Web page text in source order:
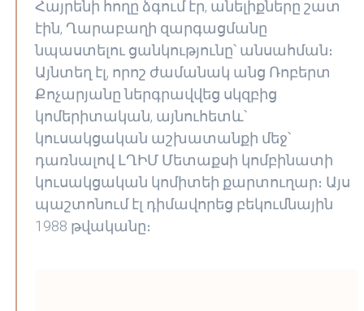
Հայրենի հողը ձգում էր, անելիքները շատ
էին, Ղարաբաղի զարգացմանը
նպաստելու ցանկությունը՝ անսահման։
Այնտեղ էլ, որոշ ժամանակ անց Ռոբերտ
Քոչարյանը ներգրավվեց սկզբից
կոմերիտական, այնուհետև՝
կուսակցական աշխատանքի մեջ՝
դառնալով ԼՂԻՄ Մետաքսի կոմբինատի
կուսակցական կոմիտեի քարտուղար։ Այս
պաշտոնում էլ դիմավորեց բեկումնային
1988 թվականը։